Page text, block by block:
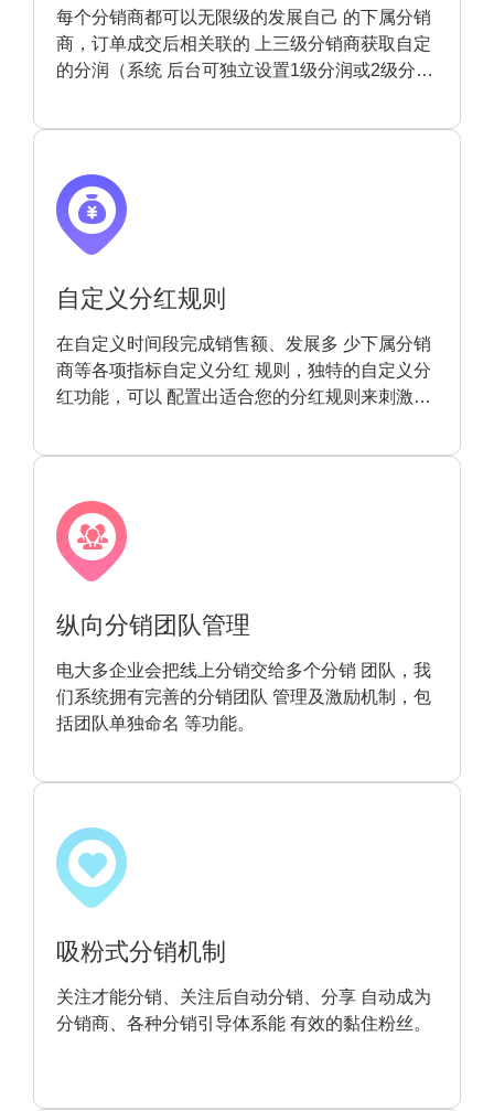
每个分销商都可以无限级的发展自己 的下属分销
商，订单成交后相关联的 上三级分销商获取自定
的分润（系统 后台可独立设置1级分润或2级分
自定义分红规则
在自定义时间段完成销售额、发展多 少下属分销
商等各项指标自定义分红 规则，独特的自定义分
红功能，可以 配置出适合您的分红规则来刺激更
纵向分销团队管理
电大多企业会把线上分销交给多个分销 团队，我
们系统拥有完善的分销团队 管理及激励机制，包
括团队单独命名 等功能。
吸粉式分销机制
关注才能分销、关注后自动分销、分享 自动成为
分销商、各种分销引导体系能 有效的黏住粉丝。